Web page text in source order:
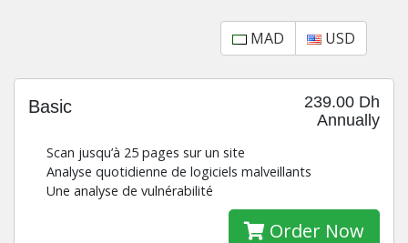
MAD USD
239.00 Dh
Annually
Basic
Scan jusqu’à 25 pages sur un site
Analyse quotidienne de logiciels malveillants
Une analyse de vulnérabilité
Order Now